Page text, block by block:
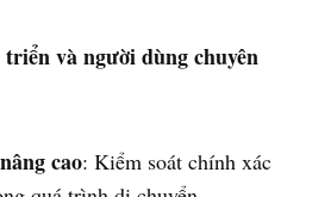
và người dùng chuyên
cao: Kiểm soát chính xác